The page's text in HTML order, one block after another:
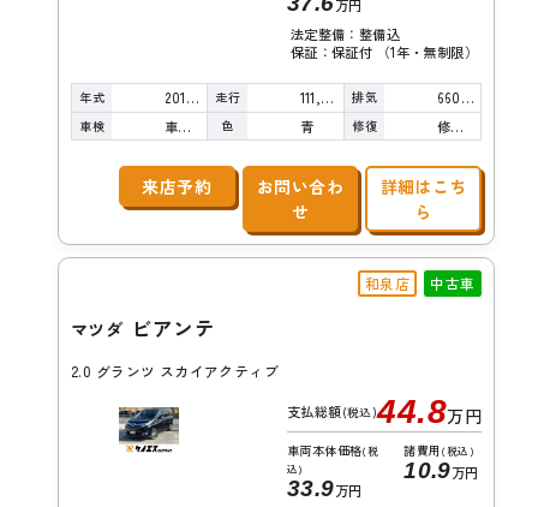
万円
法定整備：整備込
保証：保証付 （1年・無制限）
年式 2014年 走行 111,000km 排気 660cc
車検 車検整備付 色 青 修復 修復歴無し
来店予約
お問い合わ
せ
詳細はこち
ら
和泉店 中古車
マツダ ビアンテ
2.0 グランツ スカイアクティブ
支払総額(税込)44.8万円
車両本体価格(税
込)
33.9万円
諸費用 (税込)
10.9万円